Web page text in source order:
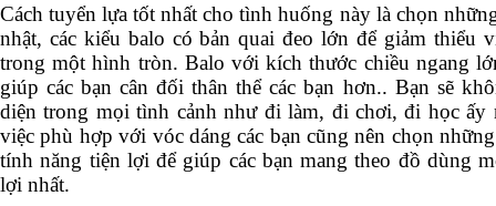
Cách tuyển lựa tốt nhất cho tình huống này là chọn
nhật, các kiểu balo có bản quai đeo lớn để giảm thiểu
trong một hình tròn. Balo với kích thước chiều ngang
giúp các bạn cân đối thân thể các bạn hơn.. Bạn sẽ
diện trong mọi tình cảnh như đi làm, đi chơi, đi học ấy
việc phù hợp với vóc dáng các bạn cũng nên chọn
tính năng tiện lợi để giúp các bạn mang theo đồ dùng
lợi nhất.